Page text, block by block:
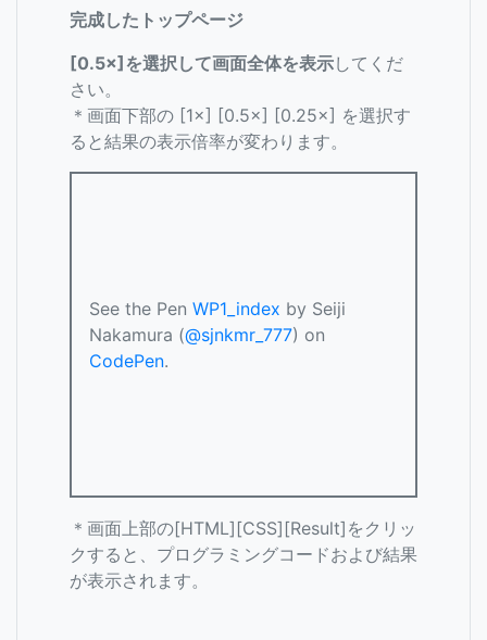
完成したトップページ
[0.5×]を選択して画面全体を表示してくだ
さい。
＊画面下部の [1×] [0.5×] [0.25×] を選択す
ると結果の表示倍率が変わります。
See the Pen WP1_index by Seiji
Nakamura (@sjnkmr_777) on
CodePen.
＊画面上部の[HTML][CSS][Result]をクリッ
クすると、プログラミングコードおよび結果
が表示されます。